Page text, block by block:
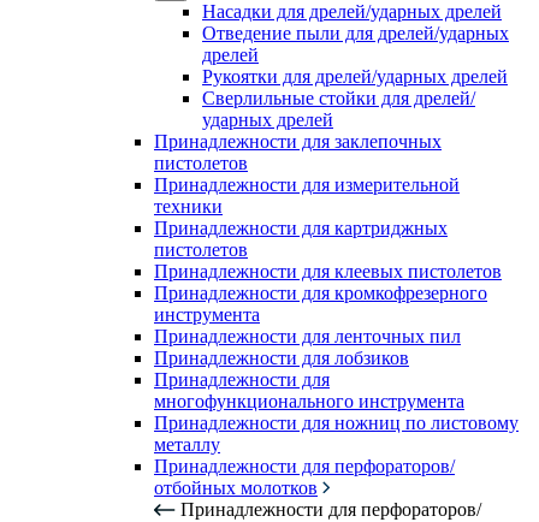
Насадки для дрелей/ударных дрелей
Отведение пыли для дрелей/ударных
дрелей
Рукоятки для дрелей/ударных дрелей
Сверлильные стойки для дрелей/
ударных дрелей
Принадлежности для заклепочных
пистолетов
Принадлежности для измерительной
техники
Принадлежности для картриджных
пистолетов
Принадлежности для клеевых пистолетов
Принадлежности для кромкофрезерного
инструмента
Принадлежности для ленточных пил
Принадлежности для лобзиков
Принадлежности для
многофункционального инструмента
Принадлежности для ножниц по листовому
металлу
Принадлежности для перфораторов/
отбойных молотков
Принадлежности для перфораторов/